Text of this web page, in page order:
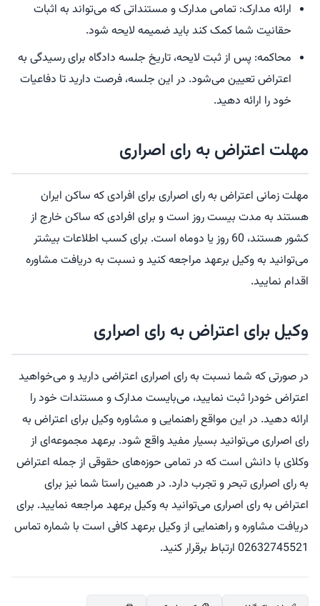
ارائه مدارک: تمامی مدارک و مستنداتی که می‌تواند به اثبات
حقانیت شما کمک کند باید ضمیمه لایحه شود.
محاکمه: پس از ثبت لایحه، تاریخ جلسه دادگاه برای رسیدگی به
اعتراض تعیین می‌شود. در این جلسه، فرصت دارید تا دفاعیات
خود را ارائه دهید.
مهلت اعتراض به رای اصراری
مهلت زمانی اعتراض به رای اصراری برای افرادی که ساکن ایران
هستند به مدت بیست روز است و برای افرادی که ساکن خارج از
کشور هستند، 60 روز یا دوماه است. برای کسب اطلاعات بیشتر
می‌توانید به وکیل برعهد مراجعه کنید و نسبت به دریافت مشاوره
اقدام نمایید.
وکیل برای اعتراض به رای اصراری
در صورتی که شما نسبت به رای اصراری اعتراضی دارید و می‌خواهید
اعتراض خودرا ثبت نمایید، می‌بایست مدارک و مستندات خود را
ارائه دهید. در این مواقع راهنمایی و مشاوره وکیل برای اعتراض به
رای اصراری می‌توانید بسیار مفید واقع شود. برعهد مجموعه‌ای از
وکلای با دانش است که در تمامی حوزه‌های حقوقی از جمله اعتراض
به رای اصراری تبحر و تجرب دارد. در همین راستا شما نیز برای
اعتراض به رای اصراری می‌توانید به وکیل برعهد مراجعه نمایید. برای
دریافت مشاوره و راهنمایی از وکیل برعهد کافی است با شماره تماس
02632745521 ارتباط برقرار کنید.